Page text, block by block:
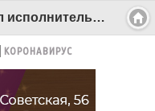
Анатолий Бусоргин стал исполнительным директором СРО «Союз профессиональных строителей» и «Союз проектировщиков» - Беломорканал Северодвинск tv29.ru
КОРОНАВИРУС